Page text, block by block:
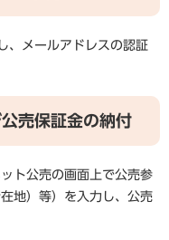
、メールアドレスの認証
売保証金の納付
ト公売の画面上で公売参
地）等）を入力し、公売